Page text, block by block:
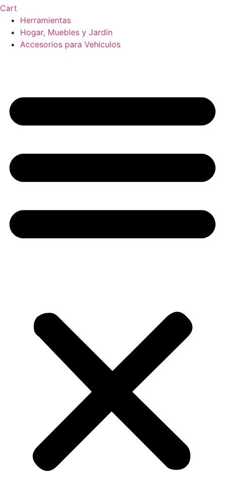
Cart
Herramientas
Hogar, Muebles y Jardin
Accesorios para Vehiculos